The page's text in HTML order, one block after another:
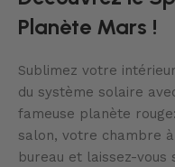
Planète Mars !
Sublimez votre
du système solaire
fameuse planète
salon, votre chambre
bureau et laissez-